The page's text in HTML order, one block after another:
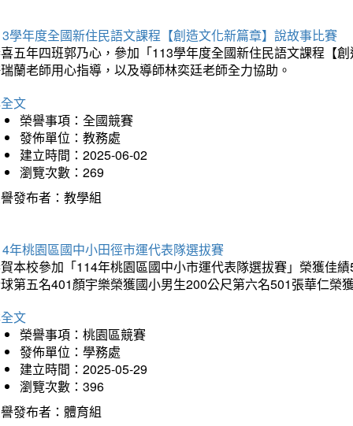
學年度全國新住民語文課程【創造文化新篇章】說故事比賽
五年四班郭乃心，參加「113學年度全國新住民語文課程【
蘭老師用心指導，以及導師林奕廷老師全力協助。
文
榮譽事項：全國競賽
發佈單位：教務處
建立時間：2025-06-02
瀏覽次數：269
發布者：教學組
年桃園區國中小田徑市運代表隊選拔賽
本校參加「114年桃園區國中小市運代表隊選拔賽」榮獲佳
第五名401顏宇樂榮獲國小男生200公尺第六名501張華仁
文
榮譽事項：桃園區競賽
發佈單位：學務處
建立時間：2025-05-29
瀏覽次數：396
發布者：體育組